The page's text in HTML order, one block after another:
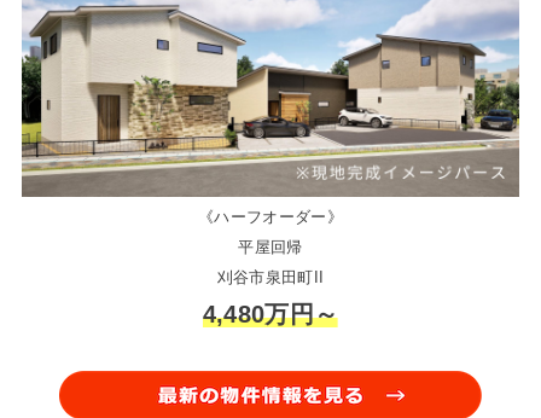
《ハーフオーダー》
平屋回帰
刈谷市泉田町II
4,480万円～